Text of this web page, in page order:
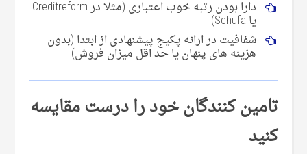
یا Schufa)
شفافیت در ارائه پکیج پیشنهادی از ابتدا (بدون
هزینه های پنهان یا حد اقل میزان فروش)
تامین کنندگان خود را درست مقایسه
کنید